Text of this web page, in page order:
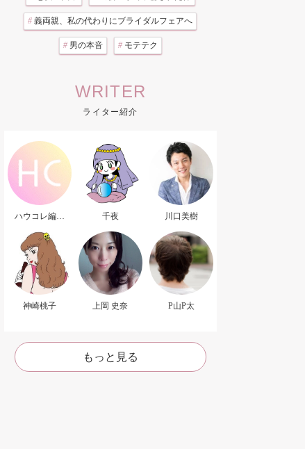
# 義両親、私の代わりにブライダルフェアへ
# 男の本音 # モテテク
WRITER
ライター紹介
ハウコレ編集
千夜 川口美樹
神崎桃子 上岡 史奈 P山P太
もっと見る